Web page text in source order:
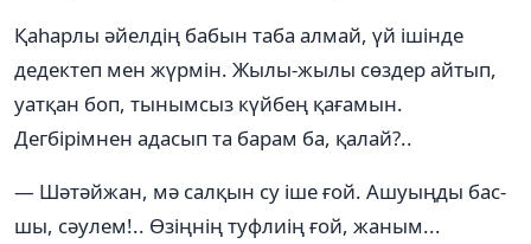
Қаһарлы әйелдің бабын таба алмай, үй ішінде
дедектеп мен жүрмін. Жылы-жылы сөздер айтып,
уатқан боп, тынымсыз күйбең қағамын.
Дегбірімнен адасып та барам ба, қалай?..
— Шәтәйжан, мә салқын су іше ғой. Ашуыңды бас-
шы, сәулем!.. Өзіңнің туфлиің ғой, жаным...